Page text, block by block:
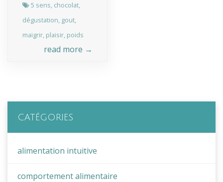
5 sens chocolat
dégustation gout
maigrir plaisir poids
read more →
CATÉGORIES
alimentation intuitive
comportement alimentaire